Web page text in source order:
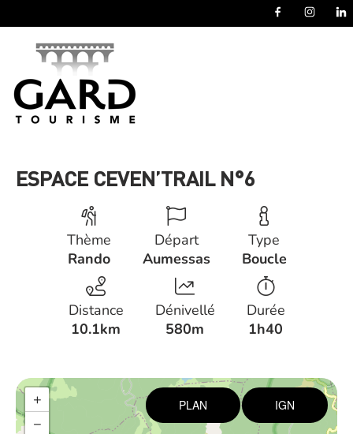
ESPACE CEVEN’TRAIL N°6
Thème
Rando
Départ
Aumessas
Type
Boucle
Distance
10.1km
Dénivellé
580m
Durée
1h40
+
−
PLAN IGN